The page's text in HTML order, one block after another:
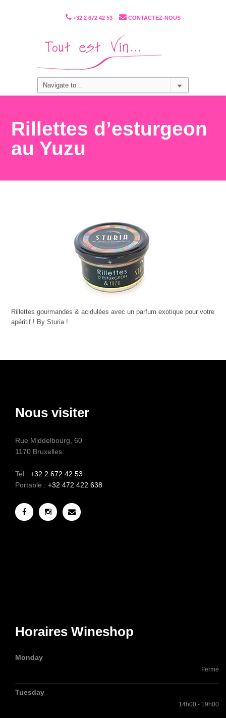
+32 2 672 42 53 CONTACTEZ-NOUS
Rillettes d’esturgeon
au Yuzu
Rillettes gourmandes & acidulées avec un parfum exotique pour votre
apéritif ! By Sturia !
Nous visiter
Rue Middelbourg, 60
1170 Bruxelles.
Tel :+32 2 672 42 53
Portable :+32 472 422 638
Horaires Wineshop
Monday
Fermé
Tuesday
14h00 - 19h00